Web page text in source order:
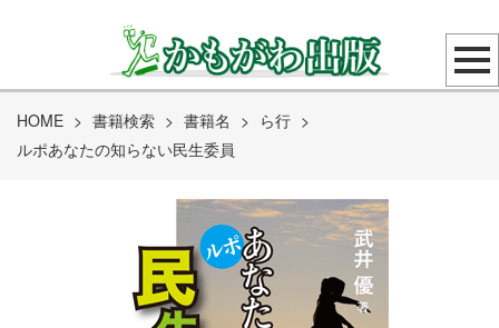
HOME > 書籍検索 > 書籍名 > ら行 >
ルポあなたの知らない民生委員